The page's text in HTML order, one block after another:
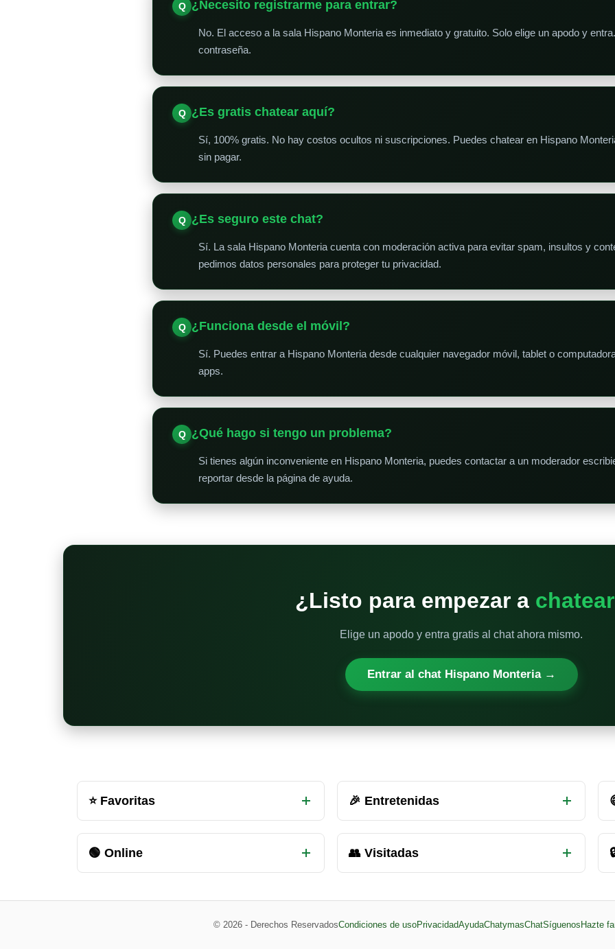
¿Necesito registrarme para entrar?
No. El acceso a la sala Hispano Monteria es inmediato y gratuito. Solo elige un apodo y
contraseña.
¿Es gratis chatear aquí?
Sí, 100% gratis. No hay costos ocultos ni suscripciones. Puedes chatear en Hispano
sin pagar.
¿Es seguro este chat?
Sí. La sala Hispano Monteria cuenta con moderación activa para evitar spam, insultos y
pedimos datos personales para proteger tu privacidad.
¿Funciona desde el móvil?
Sí. Puedes entrar a Hispano Monteria desde cualquier navegador móvil, tablet o
apps.
¿Qué hago si tengo un problema?
Si tienes algún inconveniente en Hispano Monteria, puedes contactar a un moderador
reportar desde la página de ayuda.
¿Listo para empezar a chatear
Elige un apodo y entra gratis al chat ahora mismo.
Entrar al chat Hispano Monteria →
Otras
salas
de
chat
⭐ Favoritas 🎉 Entretenidas
🟢 Online 👥 Visitadas
© 2026 - Derechos ReservadosCondiciones de usoPrivacidadAyudaChatymasChatSíguenos Hazte